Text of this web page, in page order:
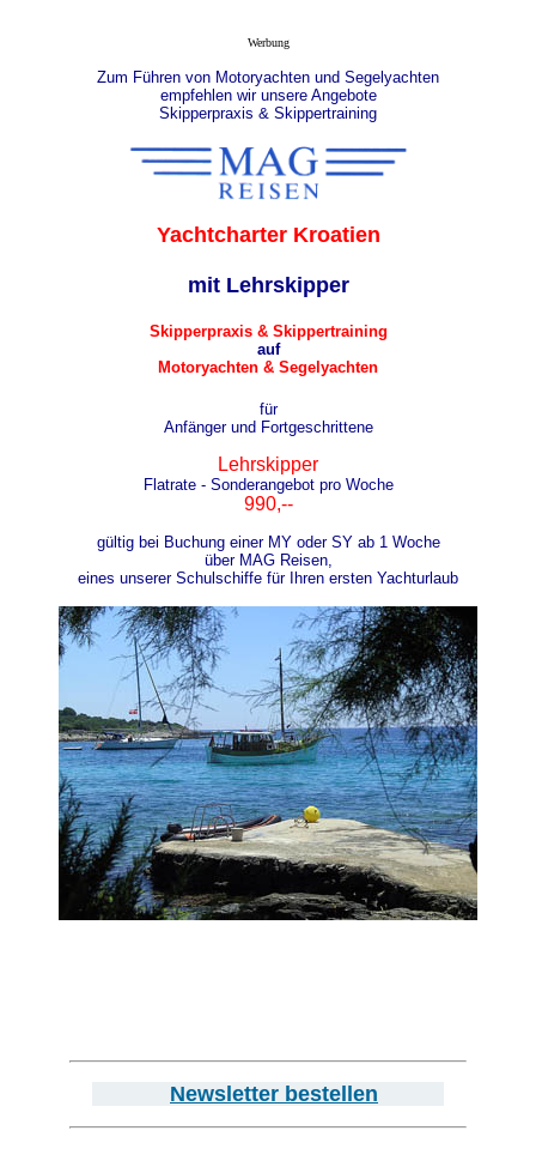
Werbung
Zum Führen von Motoryachten und Segelyachten
empfehlen wir unsere Angebote
Skipperpraxis & Skippertraining
Yachtcharter Kroatien
mit Lehrskipper
Skipperpraxis & Skippertraining
auf
Motoryachten & Segelyachten
für
Anfänger und Fortgeschrittene
Lehrskipper
Flatrate - Sonderangebot pro Woche
990,--
gültig bei Buchung einer MY oder SY ab 1 Woche
über MAG Reisen,
eines unserer Schulschiffe für Ihren ersten Yachturlaub
Newsletter bestellen